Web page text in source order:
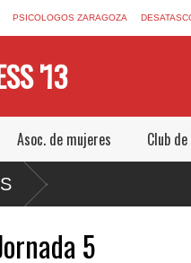
PSICOLOGOS ZARAGOZA
'13
Asoc. de mujeres Club
5